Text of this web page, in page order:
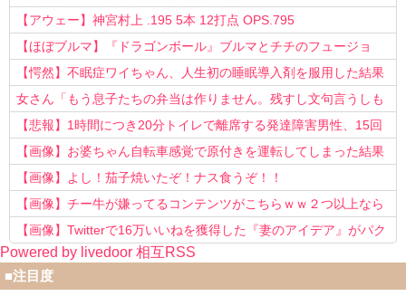
【アウェー】神宮村上 .195 5本 12打点 OPS.795
【ほぼブルマ】『ドラゴンボール』ブルマとチチのフュージョ
ン、クッソ可愛すぎるwwwwwww
【愕然】不眠症ワイちゃん、人生初の睡眠導入剤を服用した結果
ｗｗｗｗ
女さん「もう息子たちの弁当は作りません。残すし文句言うしも
う知らない！」
【悲報】1時間につき20分トイレで離席する発達障害男性、15回
以上転職を重ねてしまう
【画像】お婆ちゃん自転車感覚で原付きを運転してしまった結果
www
【画像】よし！茄子焼いたぞ！ナス食うぞ！！
【画像】チー牛が嫌ってるコンテンツがこちらｗｗ２つ以上なら
確定ｗｗ
【画像】Twitterで16万いいねを獲得した『妻のアイデア』がパク
リで草www
Powered by livedoor 相互RSS
■注目度